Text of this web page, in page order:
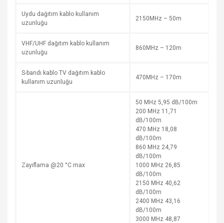
Uydu dağıtım kablo kullanım
uzunluğu
2150MHz – 50m
VHF/UHF dağıtım kablo kullanım
uzunluğu
860MHz – 120m
S-bandı kablo TV dağıtım kablo
kullanım uzunluğu
470MHz – 170m
Zayıflama @20 °C max
50 MHz 5,95 dB/100m
200 MHz 11,71
dB/100m
470 MHz 18,08
dB/100m
860 MHz 24,79
dB/100m
1000 MHz 26,85
dB/100m
2150 MHz 40,62
dB/100m
2400 MHz 43,16
dB/100m
3000 MHz 48,87